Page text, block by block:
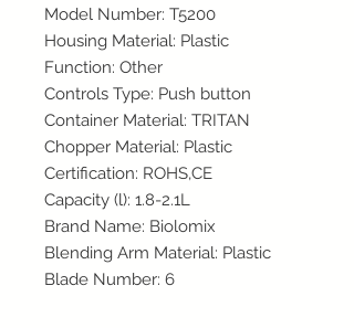
Model Number: T5200
Housing Material: Plastic
Function: Other
Controls Type: Push button
Container Material: TRITAN
Chopper Material: Plastic
Certification: ROHS,CE
Capacity (l): 1.8-2.1L
Brand Name: Biolomix
Blending Arm Material: Plastic
Blade Number: 6